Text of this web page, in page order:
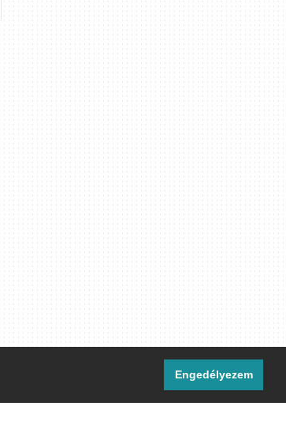
Engedélyezem